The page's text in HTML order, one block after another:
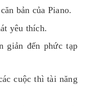
bản của Piano.
yêu thích.
giản đến phức tạp
cuộc thì tài năng